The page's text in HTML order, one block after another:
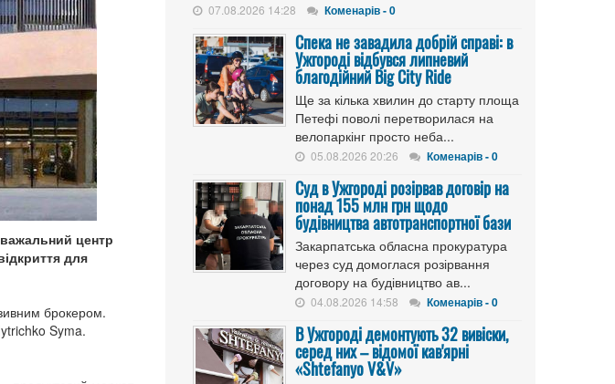
центр
для
брокером.
Syma.
07.08.2026 14:28 Коменарів - 0
Спека не завадила добрій справі: в
Ужгороді відбувся липневий
благодійний Big City Ride
Ще за кілька хвилин до старту площа
Петефі поволі перетворилася на
велопаркінг просто неба...
05.08.2026 20:26 Коменарів - 0
Cуд в Ужгороді розірвав договір на
понад 155 млн грн щодо
будівництва автотранспортної бази
Закарпатська обласна прокуратура
через суд домоглася розірвання
договору на будівництво ав...
04.08.2026 14:58 Коменарів - 0
В Ужгороді демонтують 32 вивіски,
серед них – відомої кав'ярні
«Shtefanyo V&V»